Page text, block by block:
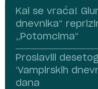
Kai se vraća!
dnevnika“
„Potomcima“
Proslavili
‘Vampirskih
dana